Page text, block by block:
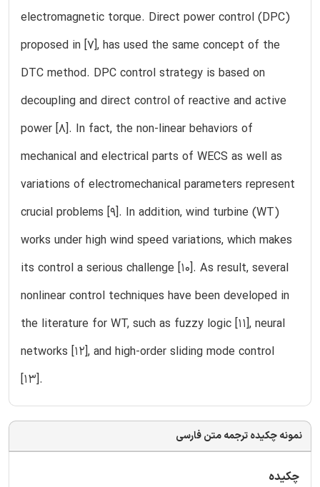
electromagnetic torque. Direct power control (DPC)
proposed in [7], has used the same concept of the
DTC method. DPC control strategy is based on
decoupling and direct control of reactive and active
power [8]. In fact, the non-linear behaviors of
mechanical and electrical parts of WECS as well as
variations of electromechanical parameters represent
crucial problems [9]. In addition, wind turbine (WT)
works under high wind speed variations, which makes
its control a serious challenge [10]. As result, several
nonlinear control techniques have been developed in
the literature for WT, such as fuzzy logic [11], neural
networks [12], and high-order sliding mode control
[13].
نمونه چکیده ترجمه متن فارسی
چکیده